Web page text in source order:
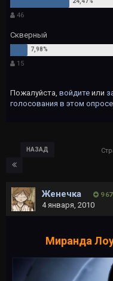
46
Скверный
15
Пожалуйста, войдите или
голосования в этом
НАЗАД
Женечка 9
4 января, 2010
Миранда